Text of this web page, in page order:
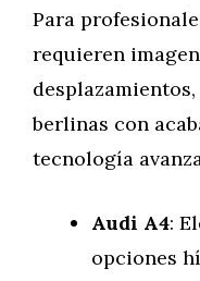
Para
requieren
berlinas con
tecnología
Audi A4:
opciones